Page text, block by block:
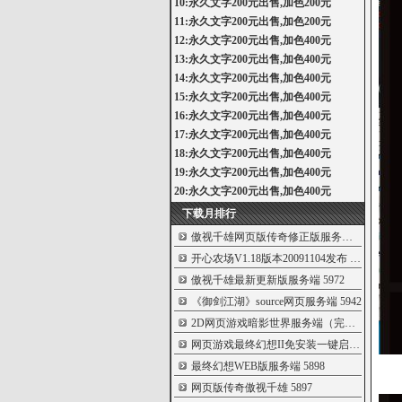
10:永久文字200元出售,加色200元
11:永久文字200元出售,加色200元
12:永久文字200元出售,加色400元
13:永久文字200元出售,加色400元
14:永久文字200元出售,加色400元
15:永久文字200元出售,加色400元
16:永久文字200元出售,加色400元
17:永久文字200元出售,加色400元
18:永久文字200元出售,加色400元
19:永久文字200元出售,加色400元
20:永久文字200元出售,加色400元
下载月排行
傲视千雄网页版传奇修正版服务端
开心农场V1.18版本20091104发布5999
傲视千雄最新更新版服务端5972
《御剑江湖》source网页服务端5942
2D网页游戏暗影世界服务端（完整版）
5931
网页游戏最终幻想II免安装一键启动服务
最终幻想WEB版服务端5898
网页版传奇傲视千雄5897